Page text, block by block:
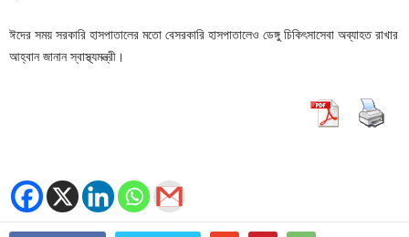
ঈদের সময় সরকারি হাসপাতালের মতো বেসরকারি হাসপাতালেও ডেঙ্গু চিকিৎসাসেবা অব্যাহত রাখার
আহ্বান জানান স্বাস্থ্যমন্ত্রী।